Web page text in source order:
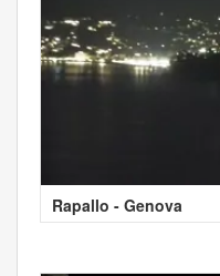
Rapallo - Genova